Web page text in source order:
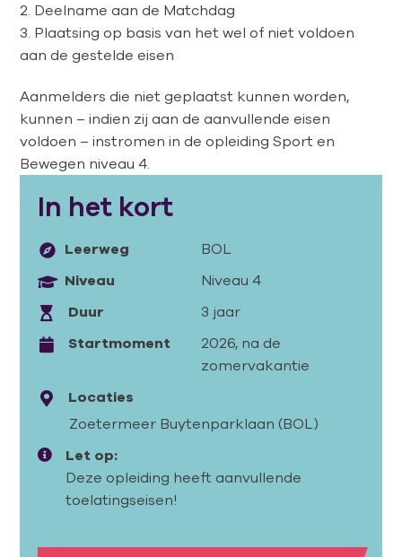
2. Deelname aan de Matchdag
3. Plaatsing op basis van het wel of niet voldoen
aan de gestelde eisen
Aanmelders die niet geplaatst kunnen worden,
kunnen – indien zij aan de aanvullende eisen
voldoen – instromen in de opleiding Sport en
Bewegen niveau 4.
In het kort
Leerweg
BOL
Niveau
Niveau 4
Duur
3 jaar
Startmoment
2026, na de
zomervakantie
Locaties
Zoetermeer Buytenparklaan (BOL)
Let op:
Deze opleiding heeft aanvullende
toelatingseisen!